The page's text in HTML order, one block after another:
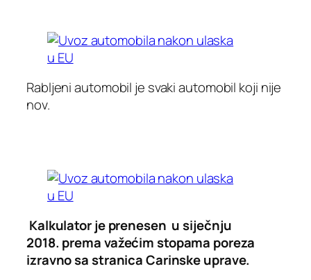
Rabljeni automobil je svaki automobil koji nije
nov.
Kalkulator je prenesen u siječnju
2018. prema važećim stopama poreza
izravno sa stranica Carinske uprave.